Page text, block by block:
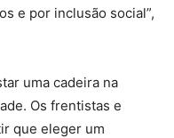
e por inclusão social”,
uma cadeira na
Os frentistas e
que eleger um